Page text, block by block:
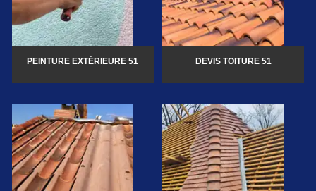
PEINTURE EXTÉRIEURE 51 DEVIS TOITURE 51